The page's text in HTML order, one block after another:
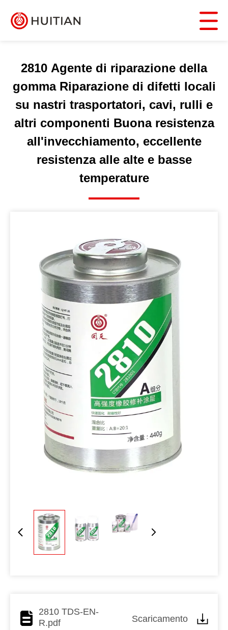
2810 Agente di riparazione della
gomma Riparazione di difetti locali
su nastri trasportatori, cavi, rulli e
altri componenti Buona resistenza
all'invecchiamento, eccellente
resistenza alle alte e basse
temperature
2810 TDS-EN-
R.pdf
Scaricamento